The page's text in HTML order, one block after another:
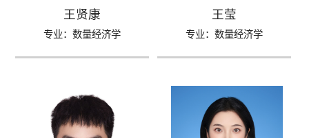
王贤康
专业：数量经济学
王莹
专业：数量经济学